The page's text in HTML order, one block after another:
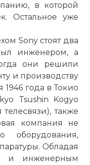
в которой
Остальное уже
Sony стоят два
инженером, а
они решили
и производству
1946 года в Токио
Tsushin Kogyo
также
компания не
оборудования,
Обладая
и инженерным